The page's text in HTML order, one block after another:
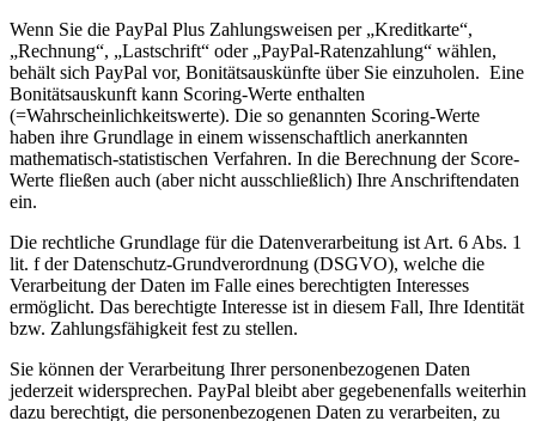
Wenn Sie die PayPal Plus Zahlungsweisen per „Kreditkarte“,
„Rechnung“, „Lastschrift“ oder „PayPal-Ratenzahlung“ wählen,
behält sich PayPal vor, Bonitätsauskünfte über Sie einzuholen. Eine
Bonitätsauskunft kann Scoring-Werte enthalten
(=Wahrscheinlichkeitswerte). Die so genannten Scoring-Werte
haben ihre Grundlage in einem wissenschaftlich anerkannten
mathematisch-statistischen Verfahren. In die Berechnung der Score-
Werte fließen auch (aber nicht ausschließlich) Ihre Anschriftendaten
ein.
Die rechtliche Grundlage für die Datenverarbeitung ist Art. 6 Abs. 1
lit. f der Datenschutz-Grundverordnung (DSGVO), welche die
Verarbeitung der Daten im Falle eines berechtigten Interesses
ermöglicht. Das berechtigte Interesse ist in diesem Fall, Ihre Identität
bzw. Zahlungsfähigkeit fest zu stellen.
Sie können der Verarbeitung Ihrer personenbezogenen Daten
jederzeit widersprechen. PayPal bleibt aber gegebenenfalls weiterhin
dazu berechtigt, die personenbezogenen Daten zu verarbeiten, zu